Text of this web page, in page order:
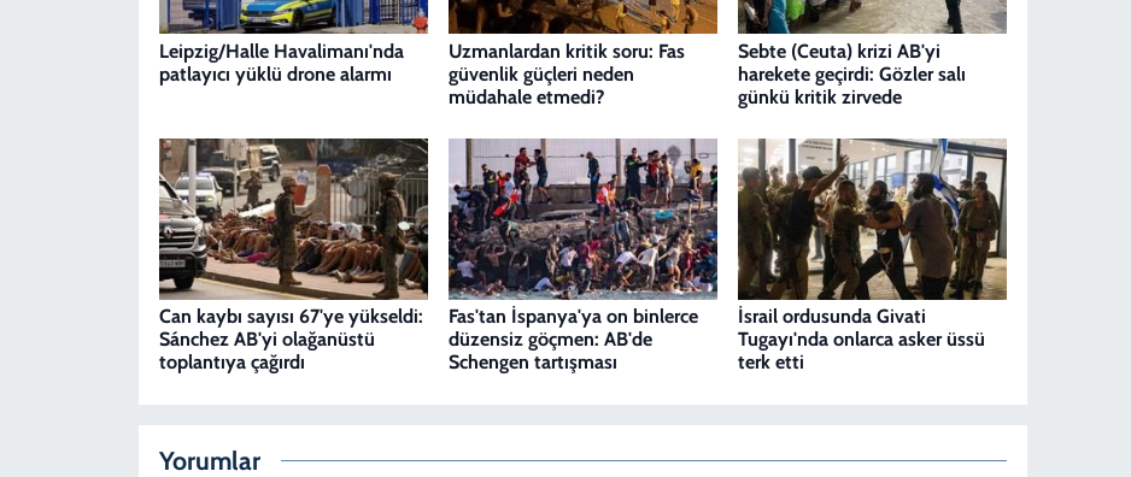
Leipzig/Halle Havalimanı'nda
patlayıcı yüklü drone alarmı
Uzmanlardan kritik soru: Fas
güvenlik güçleri neden
müdahale etmedi?
Sebte (Ceuta) krizi AB'yi
harekete geçirdi: Gözler salı
günkü kritik zirvede
Can kaybı sayısı 67'ye yükseldi:
Sánchez AB'yi olağanüstü
toplantıya çağırdı
Fas'tan İspanya'ya on binlerce
düzensiz göçmen: AB'de
Schengen tartışması
İsrail ordusunda Givati
Tugayı'nda onlarca asker üssü
terk etti
Yorumlar